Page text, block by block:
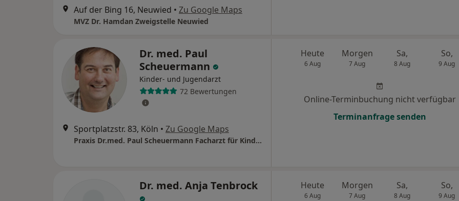
Auf der Bing 16, Neuwied • Zu Google Maps
MVZ Dr. Hamdan Zweigstelle Neuwied
Dr. med. Paul
Scheuermann
Kinder- und Jugendarzt
72 Bewertungen
Sportplatzstr. 83, Köln • Zu Google Maps
Praxis Dr.med. Paul Scheuermann Facharzt für Kinder- und Jugendmedizin
Heute
6 Aug
Morgen
7 Aug
Sa,
8 Aug
So,
9 Aug
Online-Terminbuchung nicht verfügbar
Terminanfrage senden
Dr. med. Anja Tenbrock Heute
6 Aug
Morgen
7 Aug
Sa,
8 Aug
So,
9 Aug